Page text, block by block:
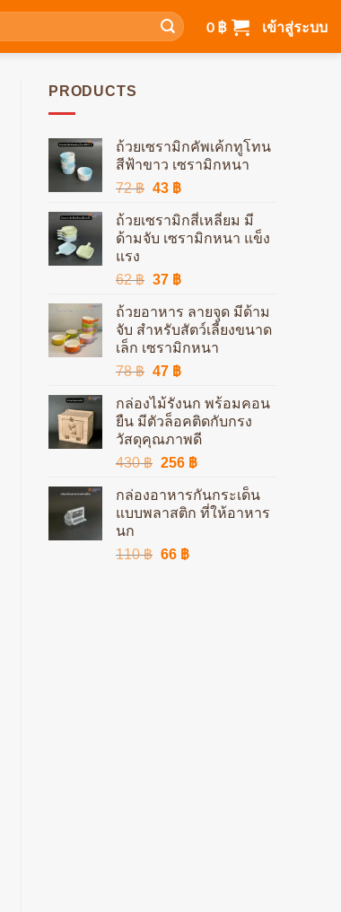
0 ฿ เข้าสู่ระบบ
PRODUCTS
ถ้วยเซรามิกคัพเค้กทูโทน
สีฟ้าขาว เซรามิกหนา
72฿ Original
was:
72 ฿.
43 ฿Current
is:
43 ฿.
ถ้วยเซรามิกสี่เหลี่ยม มี
ด้ามจับ เซรามิกหนา แข็ง
แรง
62฿ Original
was:
62 ฿.
37 ฿Current
is:
37 ฿.
ถ้วยอาหาร ลายจุด มีด้าม
จับ สำหรับสัตว์เลี้ยงขนาด
เล็ก เซรามิกหนา
78฿ Original
was:
78 ฿.
47 ฿Current
is:
47 ฿.
กล่องไม้รังนก พร้อมคอน
ยืน มีตัวล็อคติดกับกรง
วัสดุคุณภาพดี
430฿ Original
was:
430 ฿.
256 ฿Current
is:
256 ฿.
กล่องอาหารกันกระเด็น
แบบพลาสติก ที่ให้อาหาร
นก
110฿ Original
66 ฿Current